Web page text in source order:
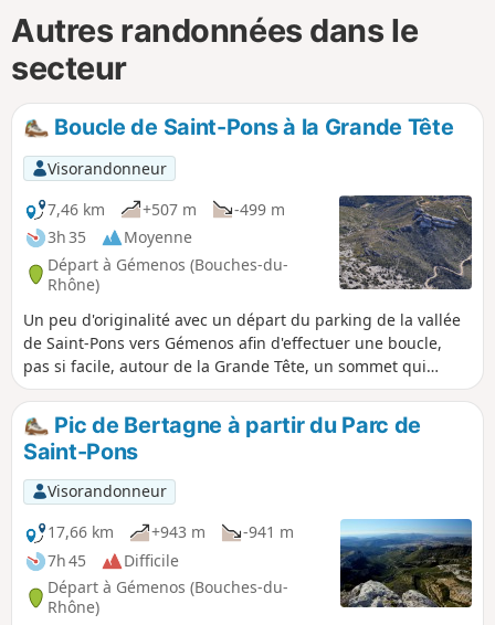
Autres randonnées dans le
secteur
Boucle de Saint-Pons à la Grande Tête
Visorandonneur
7,46 km
+507 m
-499 m
3h 35
Moyenne
Départ à Gémenos (Bouches-du-
Rhône)
Un peu d'originalité avec un départ du parking de la vallée
de Saint-Pons vers Gémenos afin d'effectuer une boucle,
pas si facile, autour de la Grande Tête, un sommet qui
domine les vallons de la Galère et du Gour de Brest.
Pic de Bertagne à partir du Parc de
Saint-Pons
Visorandonneur
17,66 km
+943 m
-941 m
7h 45
Difficile
Départ à Gémenos (Bouches-du-
Rhône)